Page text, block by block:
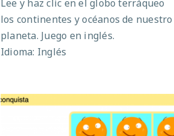
Lee y haz clic en el globo terráqueo
los continentes y océanos de nuestro
planeta. Juego en inglés.
Idioma: Inglés